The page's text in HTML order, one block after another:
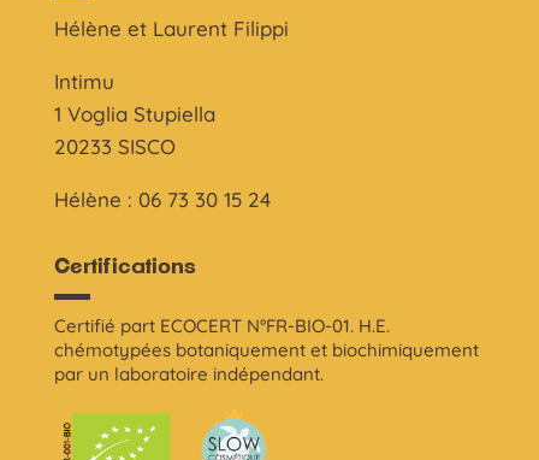
Hélène et Laurent Filippi
Intimu
1 Voglia Stupiella
20233 SISCO
Hélène : 06 73 30 15 24
Certifications
Certifié part ECOCERT N°FR-BIO-01. H.E.
chémotypées botaniquement et biochimiquement
par un laboratoire indépendant.